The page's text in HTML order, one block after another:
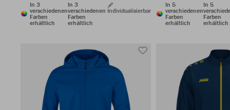
In 3
verschiedenen
Farben
erhältlich
In 3
verschiedenen
Farben
erhältlich
Individualisierbar
In 5
verschiedenen
Farben
erhältlich
In 5
Farben
erhältlich